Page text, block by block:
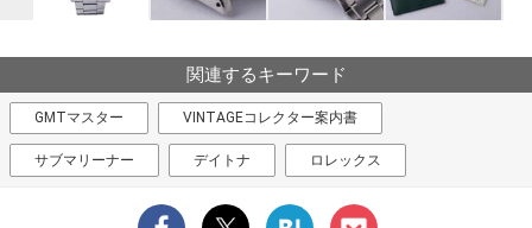
関連するキーワード
GMTマスター VINTAGEコレクター案内書
サブマリーナー デイトナ ロレックス